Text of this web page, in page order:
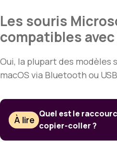
Les souris
compatibles avec
Oui, la plupart des modèles
macOS via Bluetooth ou
À lire
Quel est le
copier-coller ?